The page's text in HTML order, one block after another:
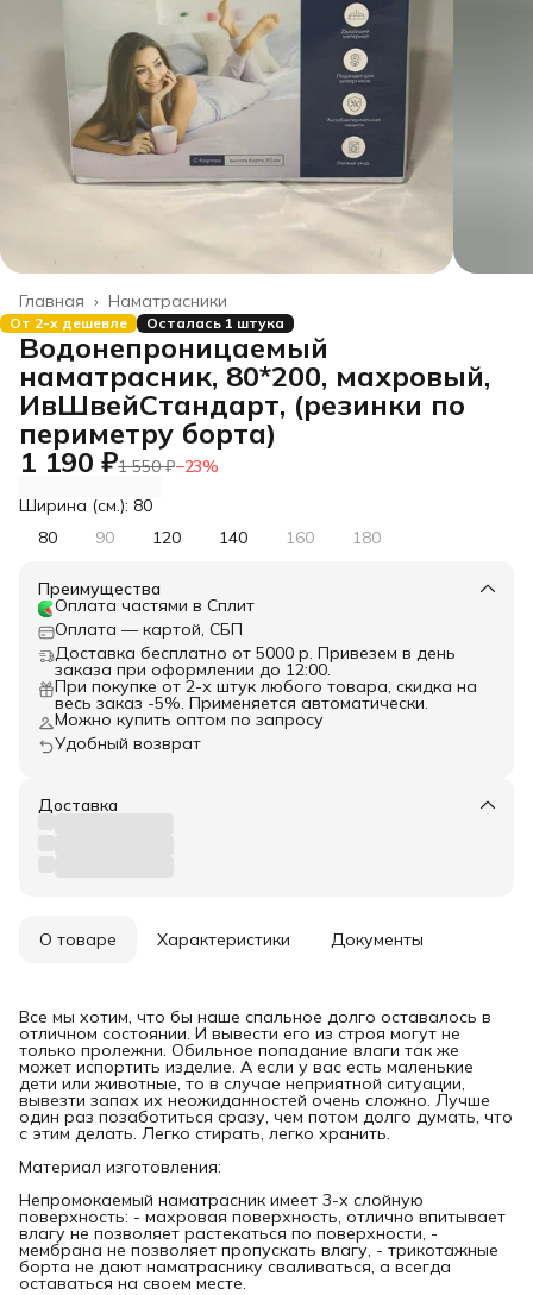
Наматрасники
Главная ›
От 2-х дешевле Осталась 1 штука
Водонепроницаемый
наматрасник, 80*200, махровый,
ИвШвейСтандарт, (резинки по
периметру борта)
1 190 ₽1 550 ₽−23%
Ширина (см.): 80
80
90 120 140 160 180
Преимущества
Оплата частями в Сплит
Оплата — картой, СБП
Доставка бесплатно от 5000 р. Привезем в день
заказа при оформлении до 12:00.
При покупке от 2-х штук любого товара, скидка на
весь заказ -5%. Применяется автоматически.
Можно купить оптом по запросу
Удобный возврат
Доставка
О товаре Характеристики Документы
Все мы хотим, что бы наше спальное долго оставалось в
отличном состоянии. И вывести его из строя могут не
только пролежни. Обильное попадание влаги так же
может испортить изделие. А если у вас есть маленькие
дети или животные, то в случае неприятной ситуации,
вывезти запах их неожиданностей очень сложно. Лучше
один раз позаботиться сразу, чем потом долго думать, что
с этим делать. Легко стирать, легко хранить.
Материал изготовления:
Непромокаемый наматрасник имеет 3-х слойную
поверхность: - махровая поверхность, отлично впитывает
влагу не позволяет растекаться по поверхности, -
мембрана не позволяет пропускать влагу, - трикотажные
борта не дают наматраснику сваливаться, а всегда
оставаться на своем месте.